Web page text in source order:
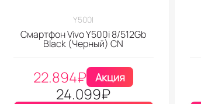
Y500I
Смартфон Vivo Y500i 8/512Gb
Black (Черный) CN
22.894₽ Акция
24.099₽